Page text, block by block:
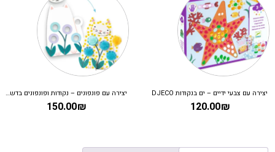
יצירה עם צבעי ידיים – ים בנקודות DJECO
120.00₪
יצירה עם פונפונים – נקודות ופונפונים בדשא DJECO
150.00₪